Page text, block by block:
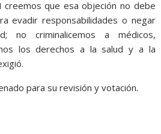
creemos que esa objeción no debe
evadir responsabilidades o negar
no criminalicemos a médicos,
los derechos a la salud y a la
para su revisión y votación.